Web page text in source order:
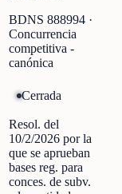
BDNS 888994 ·
Concurrencia
competitiva -
canónica
Cerrada
Resol. del
10/2/2026 por la
que se aprueban
bases reg. para
conces. de subv.